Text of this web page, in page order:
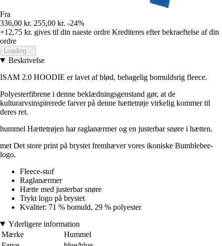
Fra
336,00 kr. 255,00 kr. -24%
+12,75 kr. gives til din naeste ordre Krediteres efter bekraeftelse af din
ordre
Loading...
Beskrivelse
ISAM 2.0 HOODIE er lavet af blød, behagelig bomuldsrig fleece.
Polyesterfibrene i denne beklædningsgenstand gør, at de
kulturarvsinspirerede farver på denne hættetrøje virkelig kommer til
deres ret.
hummel Hættetrøjen har raglanærmer og en justerbar snøre i hætten.
met Det store print på brystet fremhæver vores ikoniske Bumblebee-
logo.
Fleece-stof
Raglanærmer
Hætte med justerbar snøre
Trykt logo på brystet
Kvalitet: 71 % bomuld, 29 % polyester
Yderligere information
Mærke
Hummel